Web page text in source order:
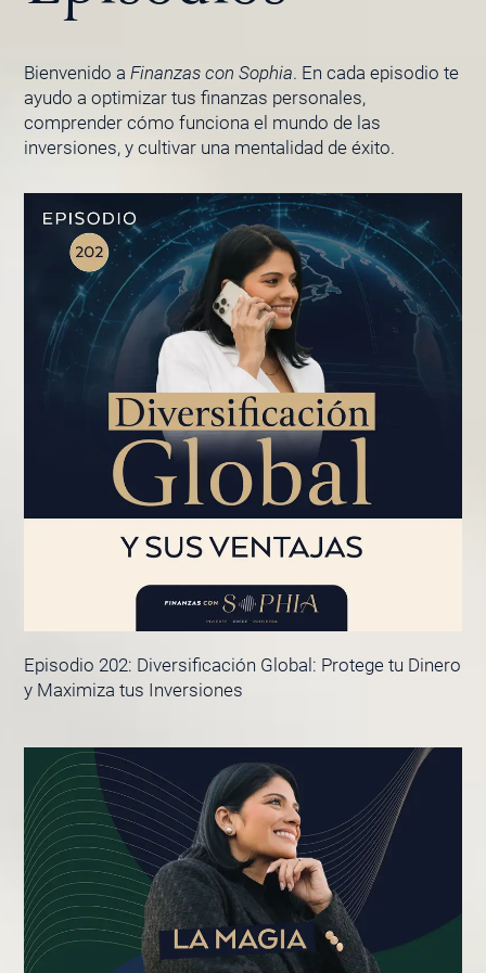
Bienvenido a Finanzas con Sophia. En cada episodio te
ayudo a optimizar tus finanzas personales,
comprender cómo funciona el mundo de las
inversiones, y cultivar una mentalidad de éxito.
Episodio 202: Diversificación Global: Protege tu Dinero
y Maximiza tus Inversiones
PÁGINA
PÁGINA
PÁGINAPÁGINA